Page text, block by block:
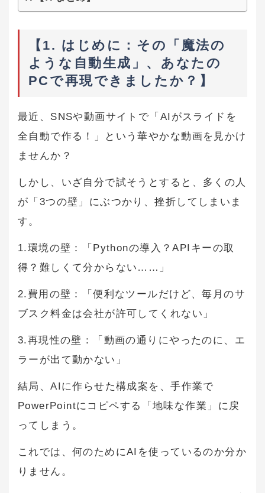
【1. はじめに：その「魔法の
ような自動生成」、あなたの
PCで再現できましたか？】
最近、SNSや動画サイトで「AIがスライドを
全自動で作る！」という華やかな動画を見かけ
ませんか？
しかし、いざ自分で試そうとすると、多くの人
が「3つの壁」にぶつかり、挫折してしまいま
す。
1.環境の壁：「Pythonの導入？APIキーの取
得？難しくて分からない……」
2.費用の壁：「便利なツールだけど、毎月のサ
ブスク料金は会社が許可してくれない」
3.再現性の壁：「動画の通りにやったのに、エ
ラーが出て動かない」
結局、AIに作らせた構成案を、手作業で
PowerPointにコピペする「地味な作業」に戻
ってしまう。
これでは、何のためにAIを使っているのか分か
りません。